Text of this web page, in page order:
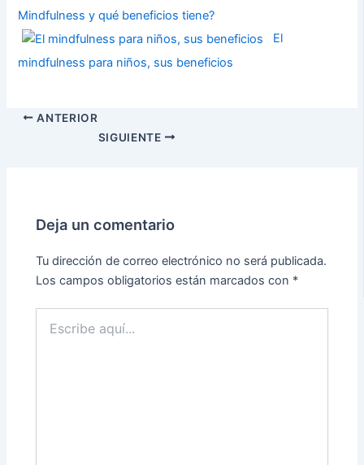
Mindfulness y qué beneficios tiene?
El
mindfulness para niños, sus beneficios
ANTERIOR
SIGUIENTE
Deja un comentario
Tu dirección de correo electrónico no será publicada.
Los campos obligatorios están marcados con *
aquí...